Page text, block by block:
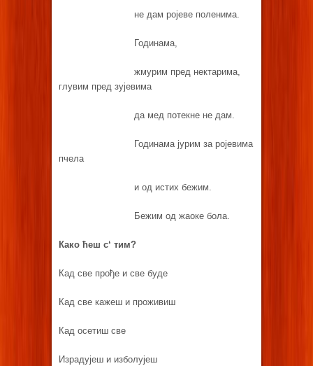
не дам ројеве поленима.
Годинама,
жмурим пред нектарима,
глувим пред зујевима
да мед потекне не дам.
Годинама јурим за ројевима
пчела
и од истих бежим.
Бежим од жаоке бола.
Како ћеш с‘ тим?
Кад све прође и све буде
Кад све кажеш и проживиш
Кад осетиш све
Израдујеш и изболујеш